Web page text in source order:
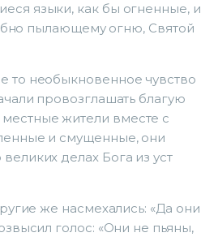
языки, как бы огненные, и
пылающему огню, Святой
то необыкновенное чувство
провозглашать благую
жители вместе с
и смущенные, они
делах Бога из уст
же насмехались: «Да они
голос: «Они не пьяны,